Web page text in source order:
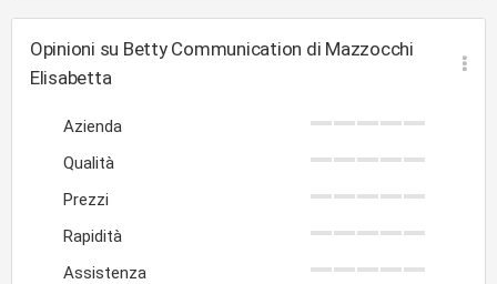
Opinioni su Betty Communication di Mazzocchi
Elisabetta
Azienda
Qualità
Prezzi
Rapidità
Assistenza